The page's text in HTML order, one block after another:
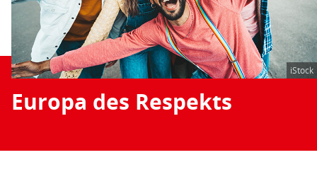
Europa des Respekts
iStock